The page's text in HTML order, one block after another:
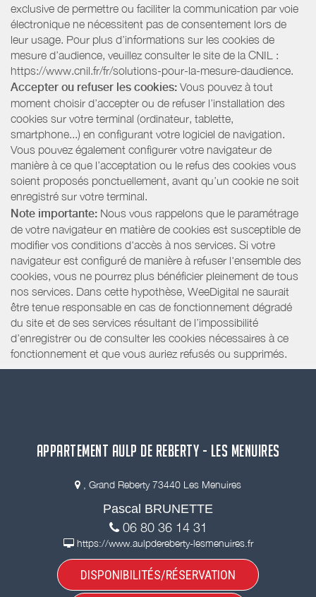
exclusive de permettre ou faciliter la communication par voie
électronique ne nécessitent pas de consentement lors de
leur usage. Pour plus d’informations sur les cookies de
mesure d’audience, veuillez consulter le site de la CNIL :
https://www.cnil.fr/fr/solutions-pour-la-mesure-daudience.
Accepter ou refuser les cookies: Vous pouvez à tout
moment choisir d’accepter ou de refuser l’installation des
cookies sur votre terminal (ordinateur, tablette,
smartphone...) en configurant votre logiciel de navigation.
Vous pouvez également configurer votre navigateur de
manière à ce que l’acceptation ou le refus des cookies vous
soient proposés ponctuellement, avant qu’un cookie ne soit
enregistré sur votre terminal.
Note importante: Nous vous rappelons que le paramétrage
de votre navigateur en matière de cookies est susceptible de
modifier vos conditions d'accès à nos services. Si votre
navigateur est configuré de manière à refuser l'ensemble des
cookies, vous ne pourrez plus bénéficier pleinement de tous
nos services. Dans cette hypothèse, WeeDigital ne saurait
être tenue responsable en cas de fonctionnement dégradé
du site et de ses services résultant de l’impossibilité
d’enregistrer ou de consulter les cookies nécessaires à ce
fonctionnement et que vous auriez refusés ou supprimés.
APPARTEMENT AULP DE REBERTY - LES MENUIRES
, Grand Reberty 73440 Les Menuires
Pascal BRUNETTE
06 80 36 14 31
https://www.aulpdereberty-lesmenuires.fr
DISPONIBILITÉS/RÉSERVATION